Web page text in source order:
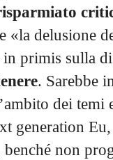
«la delusione
primis sulla
. Sarebbe
dei temi
generation
non